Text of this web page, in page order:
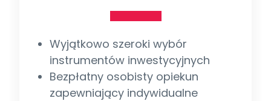
Wyjątkowo szeroki wybór
instrumentów inwestycyjnych
Bezpłatny osobisty opiekun
zapewniający indywidualne